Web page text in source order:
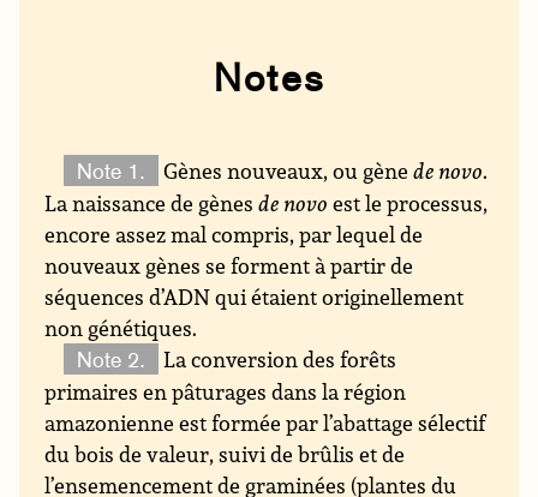
Notes
Note 1. Gènes nouveaux, ou gène de novo.
La naissance de gènesde novo est le processus,
encore assez mal compris, par lequel de
nouveaux gènes se forment à partir de
séquences d’ADN qui étaient originellement
non génétiques.
Note 2.
La conversion des forêts
primaires en pâturages dans la région
amazonienne est formée par l’abattage sélectif
du bois de valeur, suivi de brûlis et de
l’ensemencement de graminées (plantes du